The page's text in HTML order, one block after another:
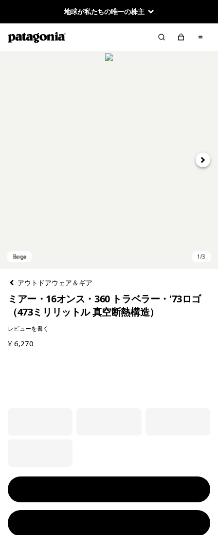
地球が私たちの唯一の株主
次へ
アウトドアウェア＆ギア
ミアー・16オンス・360 トラベラー・'73ロゴ
（473ミリリットル 真空断熱構造）
レビューを書く
¥ 6,270